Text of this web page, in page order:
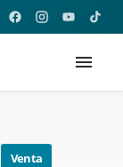
menu
Venta